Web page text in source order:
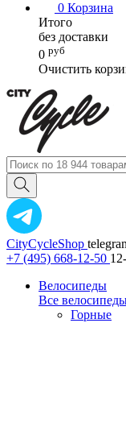
0 Корзина
Итого
без доставки
0 руб
Очистить
CityCycleShop
+7 (495) 668-12-50
Велосипеды
Все
Горные